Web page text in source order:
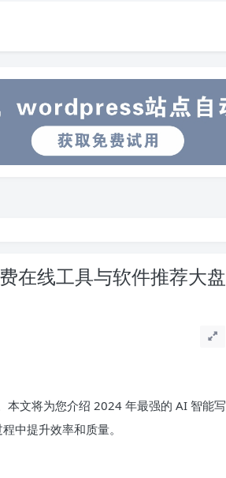
在线工具与软件推荐大盘
本文将为您介绍 2024 年最强的 AI 智能写
中提升效率和质量。